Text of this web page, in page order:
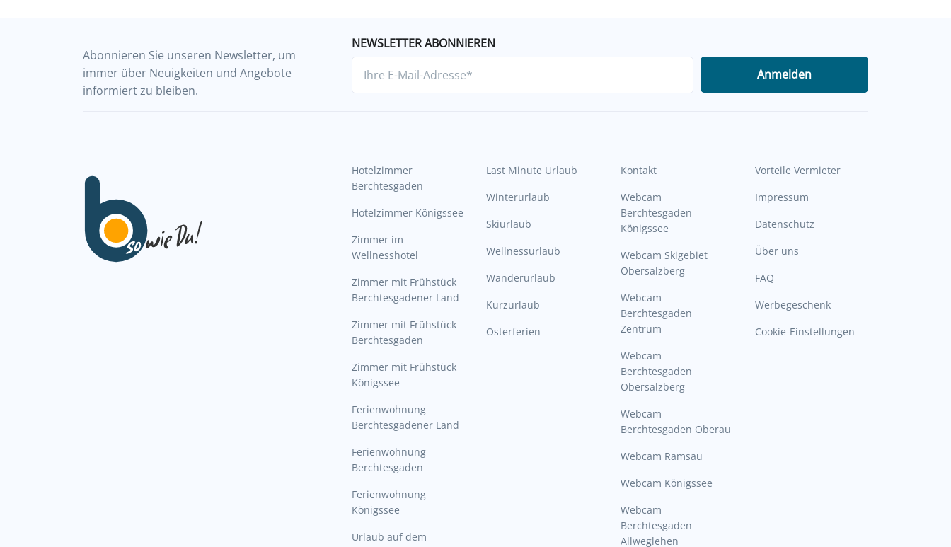
Abonnieren Sie unseren Newsletter, um
immer über Neuigkeiten und Angebote
informiert zu bleiben.
NEWSLETTER ABONNIEREN
Anmelden
Hotelzimmer
Berchtesgaden
Hotelzimmer Königssee
Zimmer im
Wellnesshotel
Zimmer mit Frühstück
Berchtesgadener Land
Zimmer mit Frühstück
Berchtesgaden
Zimmer mit Frühstück
Königssee
Ferienwohnung
Berchtesgadener Land
Ferienwohnung
Berchtesgaden
Ferienwohnung
Königssee
Urlaub auf dem
Last Minute Urlaub
Winterurlaub
Skiurlaub
Wellnessurlaub
Wanderurlaub
Kurzurlaub
Osterferien
Kontakt
Webcam
Berchtesgaden
Königssee
Webcam Skigebiet
Obersalzberg
Webcam
Berchtesgaden
Zentrum
Webcam
Berchtesgaden
Obersalzberg
Webcam
Berchtesgaden Oberau
Webcam Ramsau
Webcam Königssee
Webcam
Berchtesgaden
Allweglehen
Vorteile Vermieter
Impressum
Datenschutz
Über uns
FAQ
Werbegeschenk
Cookie-Einstellungen